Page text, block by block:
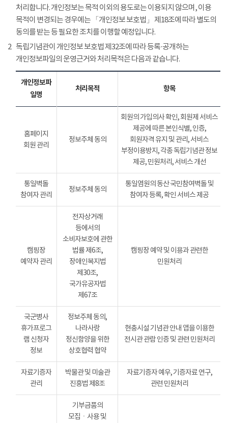
처리합니다. 개인정보는 목적 이외의 용도로는 이용되지 않으며, 이용
목적이 변경되는 경우에는 「개인정보 보호법」 제18조에 따라 별도의
동의를 받는 등 필요한 조치를 이행할 예정입니다.
2 독립기념관이 개인정보 보호법 제32조에 따라 등록·공개하는
개인정보파일의 운영근거와 처리목적은 다음과 같습니다.
개인정보파
일명
처리목적 항목
홈페이지
회원 관리
정보주체 동의
회원의 가입의사 확인, 회원제 서비스
제공에 따른 본인식별, 인증,
회원자격 유지 및 관리, 서비스
부정이용방지, 각종 독립기념관 정보
제공, 민원처리, 서비스 개선
통일벽돌
참여자 관리
정보주체 동의
통일염원의 동산 국민참여벽돌 및
참여자 등록, 확인 서비스 제공
캠핑장
예약자 관리
전자상거래
등에서의
소비자보호에 관한
법률 제6조,
장애인복지법
제30조,
국가유공자법
제67조
캠핑장 예약 및 이용과 관련한
민원처리
국군병사
휴가프로그
램 신청자
정보
정보주체 동의,
나라사랑
정신함양을 위한
상호협력 협약
현충시설 기념관 안내 앱을 이용한
전시관 관람 인증 및 관련 민원처리
자료기증자
관리
박물관 및 미술관
진흥법 제8조
자료기증자 예우, 기증자료 연구,
관련 민원처리
기부금품의
모집ㆍ사용 및